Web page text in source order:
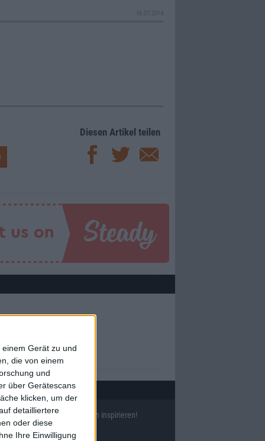
Gerät zu und
die von einem
und
über Gerätescans
klicken, um der
detailliertere
oder diese
Ihre Einwilligung
Diesen Artikel teilen
38633Reviews und lass Dich inspirieren!